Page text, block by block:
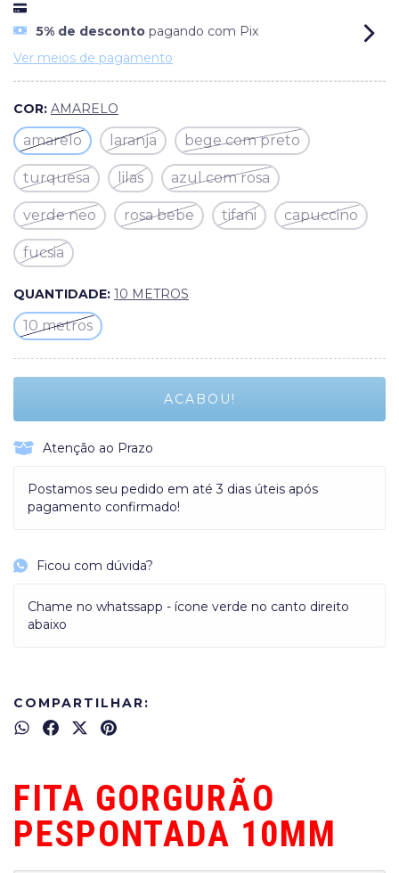
5% de desconto pagando com Pix
Ver meios de pagamento
COR: AMARELO
amarelo laranja bege com preto
turquesa lilas azul com rosa
verde neo rosa bebe tifani capuccino
fucsia
QUANTIDADE: 10 METROS
10 metros
Atenção ao Prazo
Postamos seu pedido em até 3 dias úteis após
pagamento confirmado!
Ficou com dúvida?
Chame no whatssapp - ícone verde no canto direito
abaixo
COMPARTILHAR:
FITA GORGURÃO
PESPONTADA 10MM